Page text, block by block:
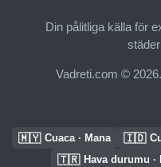
Din pålitliga källa för
Vadreti.com ©
🇲🇾 Cuaca · Mana 🇮🇩
🇹🇷 Hava durumu ·